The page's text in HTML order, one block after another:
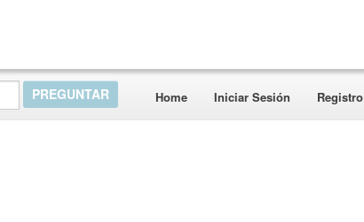
Home Iniciar Sesión Registro